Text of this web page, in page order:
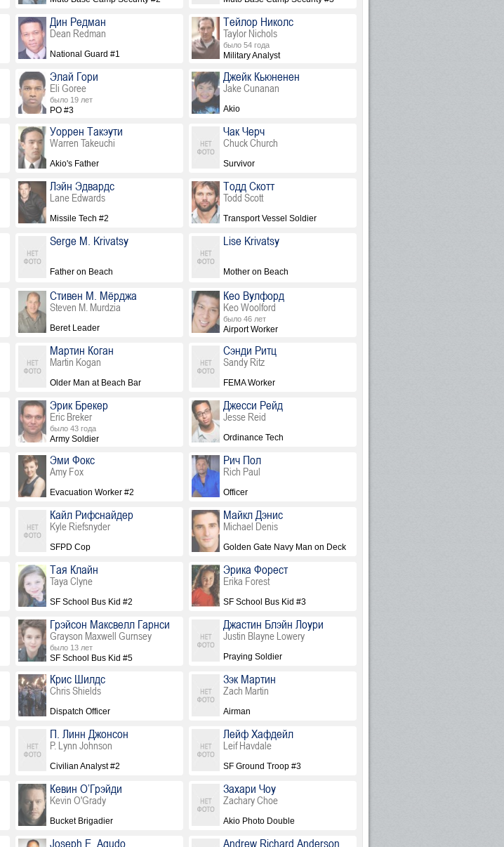
Дин Редман
Dean Redman
National Guard #1
Тейлор Николс
Taylor Nichols
было 54 года
Military Analyst
Элай Гори
Eli Goree
было 19 лет
PO #3
Джейк Кьюненен
Jake Cunanan
Akio
Уоррен Такэути
Warren Takeuchi
Akio's Father
Чак Черч
Chuck Church
Survivor
Лэйн Эдвардс
Lane Edwards
Missile Tech #2
Тодд Скотт
Todd Scott
Transport Vessel Soldier
Serge M. Krivatsy
Father on Beach
Lise Krivatsy
Mother on Beach
Стивен М. Мёрджа
Steven M. Murdzia
Beret Leader
Кео Вулфорд
Keo Woolford
было 46 лет
Airport Worker
Мартин Коган
Martin Kogan
Older Man at Beach Bar
Сэнди Ритц
Sandy Ritz
FEMA Worker
Эрик Брекер
Eric Breker
было 43 года
Army Soldier
Джесси Рейд
Jesse Reid
Ordinance Tech
Эми Фокс
Amy Fox
Evacuation Worker #2
Рич Пол
Rich Paul
Officer
Кайл Рифснайдер
Kyle Riefsnyder
SFPD Cop
Майкл Дэнис
Michael Denis
Golden Gate Navy Man on Deck
Тая Клайн
Taya Clyne
SF School Bus Kid #2
Эрика Форест
Erika Forest
SF School Bus Kid #3
Грэйсон Максвелл Гарнси
Grayson Maxwell Gurnsey
было 13 лет
SF School Bus Kid #5
Джастин Блэйн Лоури
Justin Blayne Lowery
Praying Soldier
Крис Шилдс
Chris Shields
Dispatch Officer
Зэк Мартин
Zach Martin
Airman
П. Линн Джонсон
P. Lynn Johnson
Civilian Analyst #2
Лейф Хафдейл
Leif Havdale
SF Ground Troop #3
Кевин О’Грэйди
Kevin O'Grady
Bucket Brigadier
Захари Чоу
Zachary Choe
Akio Photo Double
Joseph E. Agudo Andrew Richard Anderson